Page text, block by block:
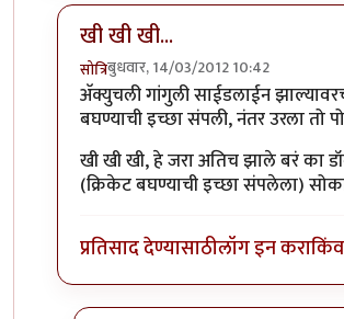
खी खी खी...
सोत्रिबुधवार, 14/03/2012 10:42
In reply toमस्त रे ...byछोटा डॉन
अ‍ॅक्युचली गांगुली साईडलाईन
बघण्याची इच्छा संपली, नंतर उरला तो
खी खी खी, हे जरा अतिच झाले बरं का
(क्रिकेट बघण्याची इच्छा संपलेला)
प्रतिसाद देण्यासाठीलॉग इन करा